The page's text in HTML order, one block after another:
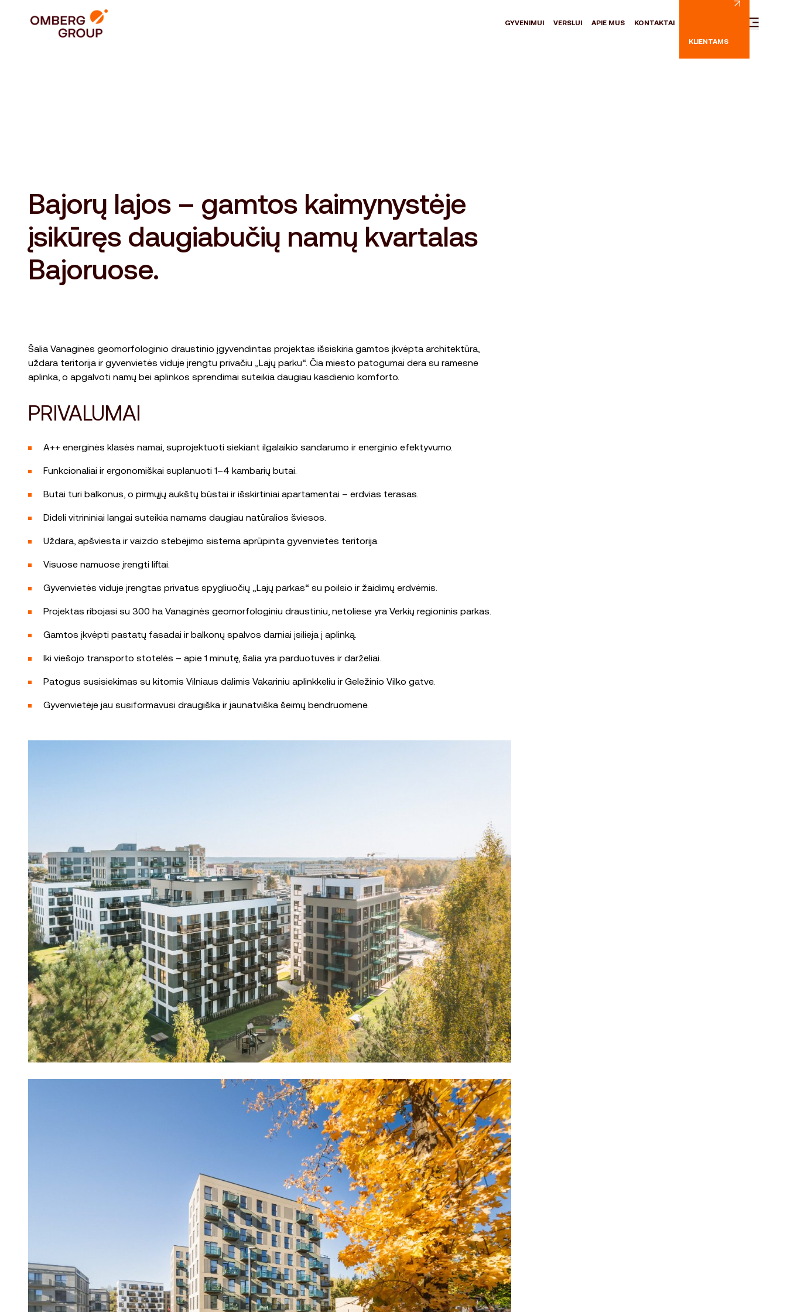
GYVENIMUI VERSLUI APIE MUS KONTAKTAI
KLIENTAMS
Bajorų lajos – gamtos kaimynystėje
įsikūręs daugiabučių namų kvartalas
Bajoruose.
Šalia Vanaginės geomorfologinio draustinio įgyvendintas projektas išsiskiria gamtos įkvėpta architektūra,
uždara teritorija ir gyvenvietės viduje įrengtu privačiu „Lajų parku“. Čia miesto patogumai dera su ramesne
aplinka, o apgalvoti namų bei aplinkos sprendimai suteikia daugiau kasdienio komforto.
PRIVALUMAI
A++ energinės klasės namai, suprojektuoti siekiant ilgalaikio sandarumo ir energinio efektyvumo.
Funkcionaliai ir ergonomiškai suplanuoti 1–4 kambarių butai.
Butai turi balkonus, o pirmųjų aukštų būstai ir išskirtiniai apartamentai – erdvias terasas.
Dideli vitrininiai langai suteikia namams daugiau natūralios šviesos.
Uždara, apšviesta ir vaizdo stebėjimo sistema aprūpinta gyvenvietės teritorija.
Visuose namuose įrengti liftai.
Gyvenvietės viduje įrengtas privatus spygliuočių „Lajų parkas“ su poilsio ir žaidimų erdvėmis.
Projektas ribojasi su 300 ha Vanaginės geomorfologiniu draustiniu, netoliese yra Verkių regioninis parkas.
Gamtos įkvėpti pastatų fasadai ir balkonų spalvos darniai įsilieja į aplinką.
Iki viešojo transporto stotelės – apie 1 minutę, šalia yra parduotuvės ir darželiai.
Patogus susisiekimas su kitomis Vilniaus dalimis Vakariniu aplinkkeliu ir Geležinio Vilko gatve.
Gyvenvietėje jau susiformavusi draugiška ir jaunatviška šeimų bendruomenė.